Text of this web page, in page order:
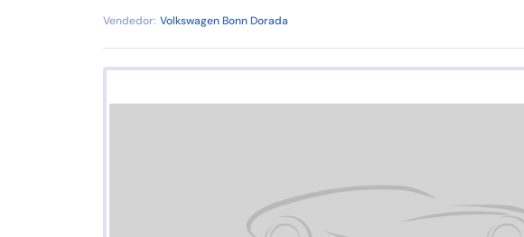
Vendedor: Volkswagen Bonn Dorada